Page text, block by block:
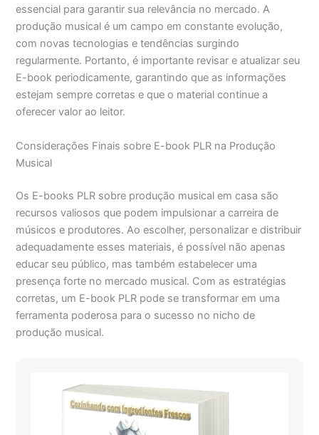
essencial para garantir sua relevância no mercado. A
produção musical é um campo em constante evolução,
com novas tecnologias e tendências surgindo
regularmente. Portanto, é importante revisar e atualizar seu
E-book periodicamente, garantindo que as informações
estejam sempre corretas e que o material continue a
oferecer valor ao leitor.
Considerações Finais sobre E-book PLR na Produção
Musical
Os E-books PLR sobre produção musical em casa são
recursos valiosos que podem impulsionar a carreira de
músicos e produtores. Ao escolher, personalizar e distribuir
adequadamente esses materiais, é possível não apenas
educar seu público, mas também estabelecer uma
presença forte no mercado musical. Com as estratégias
corretas, um E-book PLR pode se transformar em uma
ferramenta poderosa para o sucesso no nicho de
produção musical.